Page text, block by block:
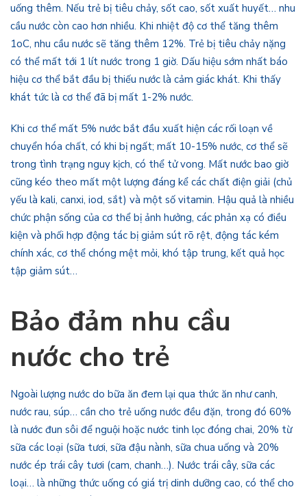
uống thêm. Nếu trẻ bị tiêu chảy, sốt cao, sốt xuất huyết… nhu
cầu nước còn cao hơn nhiều. Khi nhiệt độ cơ thể tăng thêm
1oC, nhu cầu nước sẽ tăng thêm 12%. Trẻ bị tiêu chảy nặng
có thể mất tới 1 lít nước trong 1 giờ. Dấu hiệu sớm nhất báo
hiệu cơ thể bắt đầu bị thiếu nước là cảm giác khát. Khi thấy
khát tức là cơ thể đã bị mất 1-2% nước.
Khi cơ thể mất 5% nước bắt đầu xuất hiện các rối loạn về
chuyển hóa chất, có khi bị ngất; mất 10-15% nước, cơ thể sẽ
trong tình trạng nguy kịch, có thể tử vong. Mất nước bao giờ
cũng kéo theo mất một lượng đáng kể các chất điện giải (chủ
yếu là kali, canxi, iod, sắt) và một số vitamin. Hậu quả là nhiều
chức phận sống của cơ thể bị ảnh hưởng, các phản xạ có điều
kiện và phối hợp động tác bị giảm sút rõ rệt, động tác kém
chính xác, cơ thể chóng mệt mỏi, khó tập trung, kết quả học
tập giảm sút…
Bảo đảm nhu cầu
nước cho trẻ
Ngoài lượng nước do bữa ăn đem lại qua thức ăn như canh,
nước rau, súp… cần cho trẻ uống nước đều đặn, trong đó 60%
là nước đun sôi để nguội hoặc nước tinh lọc đóng chai, 20% từ
sữa các loại (sữa tươi, sữa đậu nành, sữa chua uống và 20%
nước ép trái cây tươi (cam, chanh…). Nước trái cây, sữa các
loại… là những thức uống có giá trị dinh dưỡng cao, có thể cho